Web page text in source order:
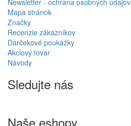
Mapa stránok
Značky
Recenzie zákazníkov
Darčekové poukážky
Akciový tovar
Návody
Sledujte nás
Naše eshopy